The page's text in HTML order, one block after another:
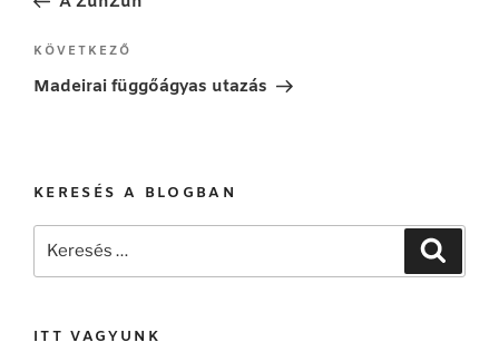
Következő
bejegyzés
KÖVETKEZŐ
Madeirai függőágyas utazás
KERESÉS A BLOGBAN
Keresés
ITT VAGYUNK